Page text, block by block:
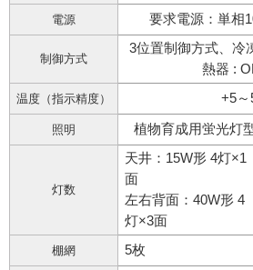
電源 要求電源：単
制御方式
3位置制御方式、冷
熱器 :
温度（指示精度） +5
照明 植物育成用蛍光灯
灯数
天井：15W形 4灯×1
面
左右背面：40W形 4
灯×3面
棚網 5枚